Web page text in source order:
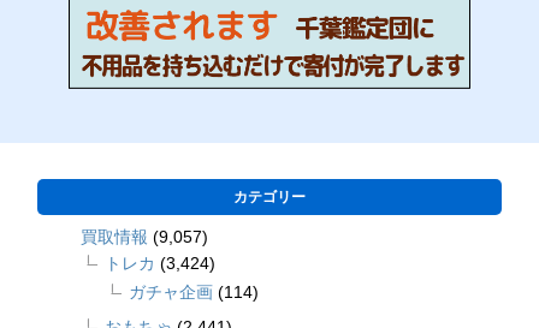
カテゴリー
買取情報 (9,057)
トレカ (3,424)
ガチャ企画 (114)